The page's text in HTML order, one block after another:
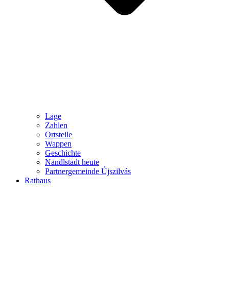
Lage
Zahlen
Ortsteile
Wappen
Geschichte
Nandlstadt heute
Partnergemeinde Újszilvás
Rathaus